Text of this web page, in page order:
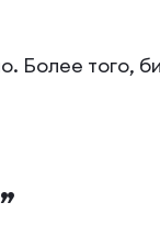
Более того,